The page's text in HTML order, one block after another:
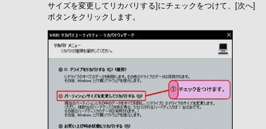
サイズを変更してリカバリする]にチェックをつけて、[次へ]
ボタンをクリックします。